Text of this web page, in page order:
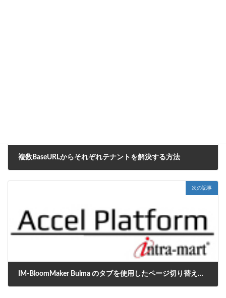
複数BaseURLからそれぞれテナントを解決する方法
次の記事
IM-BloomMaker Bulma のタブを使用したページ切り替え処理の作り方